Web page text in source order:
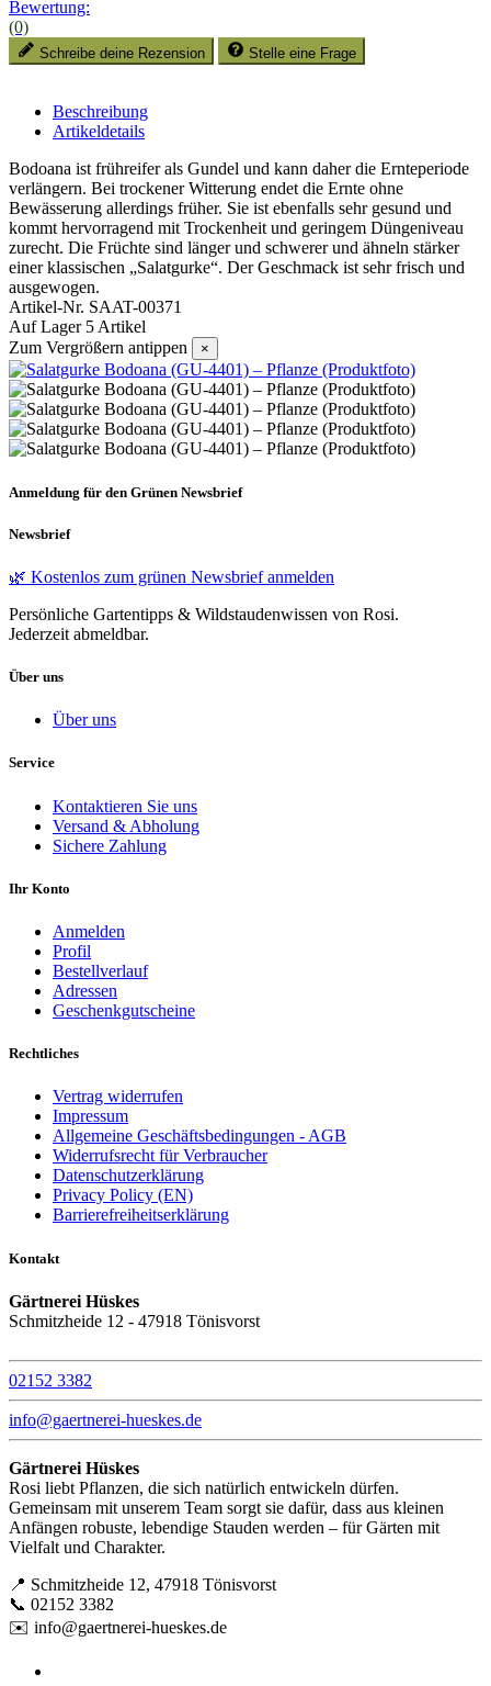
Bewertung:
(0)
Schreibe deine Rezension Stelle eine Frage
Beschreibung
Artikeldetails
Bodoana ist frühreifer als Gundel und kann daher die Ernteperiode
verlängern. Bei trockener Witterung endet die Ernte ohne
Bewässerung allerdings früher. Sie ist ebenfalls sehr gesund und
kommt hervorragend mit Trockenheit und geringem Düngeniveau
zurecht. Die Früchte sind länger und schwerer und ähneln stärker
einer klassischen „Salatgurke“. Der Geschmack ist sehr frisch und
ausgewogen.
Artikel-Nr. SAAT-00371
Auf Lager 5 Artikel
Zum Vergrößern antippen
×
Anmeldung für den Grünen Newsbrief
Newsbrief
🌿 Kostenlos zum grünen Newsbrief anmelden
Persönliche Gartentipps & Wildstaudenwissen von Rosi.
Jederzeit abmeldbar.
Über uns
Über uns
Service
Kontaktieren Sie uns
Versand & Abholung
Sichere Zahlung
Ihr Konto
Anmelden
Profil
Bestellverlauf
Adressen
Geschenkgutscheine
Rechtliches
Vertrag widerrufen
Impressum
Allgemeine Geschäftsbedingungen - AGB
Widerrufsrecht für Verbraucher
Datenschutzerklärung
Privacy Policy (EN)
Barrierefreiheitserklärung
Kontakt
Gärtnerei Hüskes
Schmitzheide 12 - 47918 Tönisvorst
02152 3382
info@gaertnerei-hueskes.de
Gärtnerei Hüskes
Rosi liebt Pflanzen, die sich natürlich entwickeln dürfen.
Gemeinsam mit unserem Team sorgt sie dafür, dass aus kleinen
Anfängen robuste, lebendige Stauden werden – für Gärten mit
Vielfalt und Charakter.
📍 Schmitzheide 12, 47918 Tönisvorst
📞 02152 3382
✉️ info@gaertnerei-hueskes.de